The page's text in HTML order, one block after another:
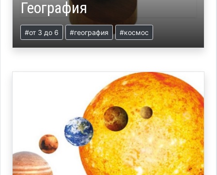
География
#от 3 до 6 #география #космос